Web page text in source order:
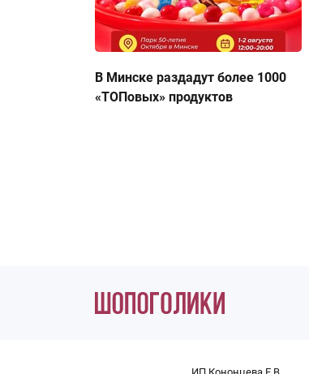
В Минске раздадут более 1000
«ТОПовых» продуктов